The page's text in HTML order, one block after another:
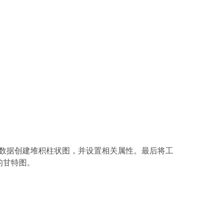
据创建堆积柱状图，并设置相关属性。最后将工
特图。